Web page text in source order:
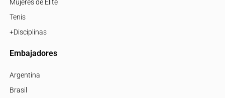
Mujeres de Élite
Tenis
+Disciplinas
Embajadores
Argentina
Brasil